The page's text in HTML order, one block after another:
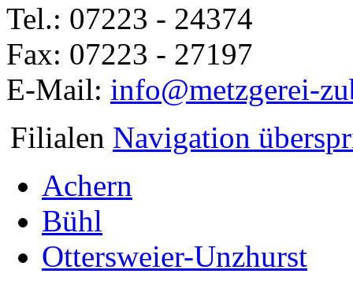
Tel.: 07223 - 24374
Fax: 07223 - 27197
E-Mail: info@metzgerei-
Filialen Navigation
Achern
Bühl
Ottersweier-Unzhurst